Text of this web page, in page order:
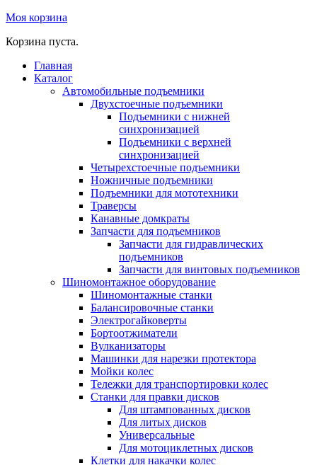
Моя корзина
Корзина пуста.
Главная
Каталог
Автомобильные подъемники
Двухстоечные подъемники
Подъемники с нижней
синхронизацией
Подъемники с верхней
синхронизацией
Четырехстоечные подъемники
Ножничные подъемники
Подъемники для мототехники
Траверсы
Канавные домкраты
Запчасти для подъемников
Запчасти для гидравлических
подъемников
Запчасти для винтовых подъемников
Шиномонтажное оборудование
Шиномонтажные станки
Балансировочные станки
Электрогайковерты
Бортоотжиматели
Вулканизаторы
Машинки для нарезки протектора
Мойки колес
Тележки для транспортировки колес
Станки для правки дисков
Для штампованных дисков
Для литых дисков
Универсальные
Для мотоциклетных дисков
Клетки для накачки колес